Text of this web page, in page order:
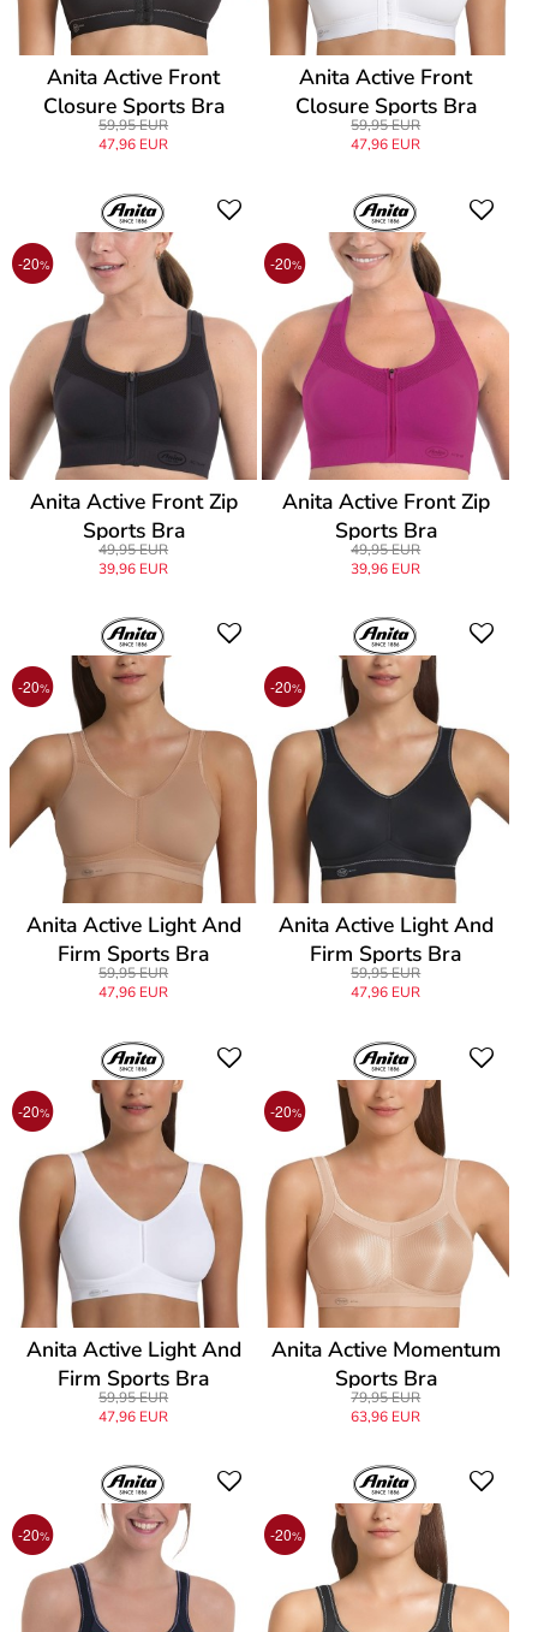
Anita Active Front
Closure Sports Bra
59,95 EUR
47,96 EUR
Anita Active Front
Closure Sports Bra
59,95 EUR
47,96 EUR
-20%
Anita Active Front Zip
Sports Bra
49,95 EUR
39,96 EUR
-20%
Anita Active Front Zip
Sports Bra
49,95 EUR
39,96 EUR
-20%
Anita Active Light And
Firm Sports Bra
59,95 EUR
47,96 EUR
-20%
Anita Active Light And
Firm Sports Bra
59,95 EUR
47,96 EUR
-20%
Anita Active Light And
Firm Sports Bra
59,95 EUR
47,96 EUR
-20%
Anita Active Momentum
Sports Bra
79,95 EUR
63,96 EUR
-20% -20%